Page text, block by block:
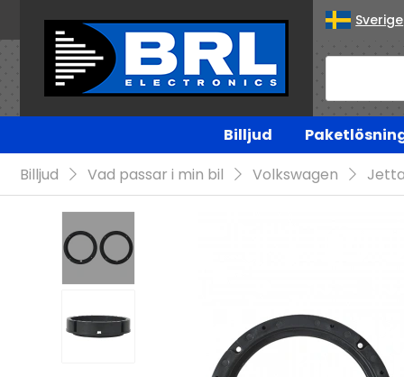
Sverige
Billjud
Billjud
Vad passar i min bil Volkswagen Jetta